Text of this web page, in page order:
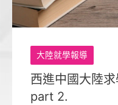
大陸就學報導
西進中國大陸
part 2.